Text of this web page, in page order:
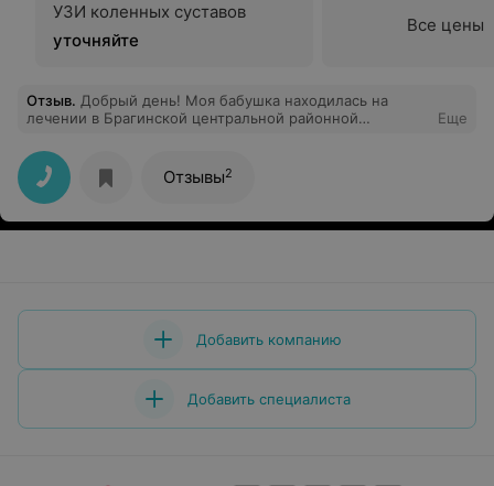
УЗИ коленных суставов
уточняйте
Все цены
Отзыв. Добрый день! Моя бабушка находилась на
лечении в Брагинской центральной районной
благодарность врачу терапевту Примак Ирине
Васильевне от своей бабушки Романовец Галины
Васильевны и от себя лично. Спасибо за
профессионализм, вовремя оказанное лечение,
корректное и внимательное отношение, за
Еще
Отзывы2
Добавить компанию
Добавить специалиста